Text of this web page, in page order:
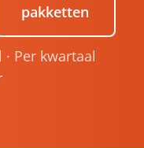
pakketten
Per kwartaal